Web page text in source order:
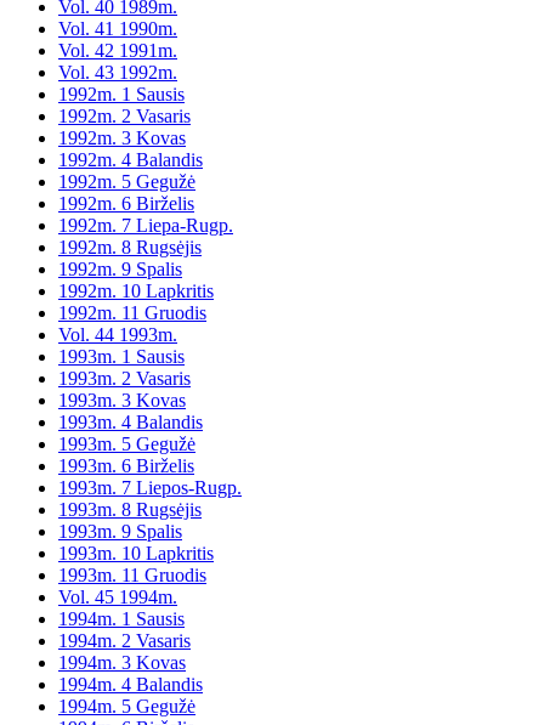
Vol. 40 1989m.
Vol. 41 1990m.
Vol. 42 1991m.
Vol. 43 1992m.
1992m. 1 Sausis
1992m. 2 Vasaris
1992m. 3 Kovas
1992m. 4 Balandis
1992m. 5 Gegužė
1992m. 6 Birželis
1992m. 7 Liepa-Rugp.
1992m. 8 Rugsėjis
1992m. 9 Spalis
1992m. 10 Lapkritis
1992m. 11 Gruodis
Vol. 44 1993m.
1993m. 1 Sausis
1993m. 2 Vasaris
1993m. 3 Kovas
1993m. 4 Balandis
1993m. 5 Gegužė
1993m. 6 Birželis
1993m. 7 Liepos-Rugp.
1993m. 8 Rugsėjis
1993m. 9 Spalis
1993m. 10 Lapkritis
1993m. 11 Gruodis
Vol. 45 1994m.
1994m. 1 Sausis
1994m. 2 Vasaris
1994m. 3 Kovas
1994m. 4 Balandis
1994m. 5 Gegužė